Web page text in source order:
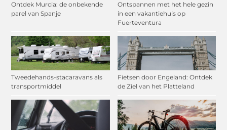
Ontdek Murcia: de onbekende
parel van Spanje
Ontspannen met het hele gezin
in een vakantiehuis op
Fuerteventura
Tweedehands-stacaravans als
transportmiddel
Fietsen door Engeland: Ontdek
de Ziel van het Platteland